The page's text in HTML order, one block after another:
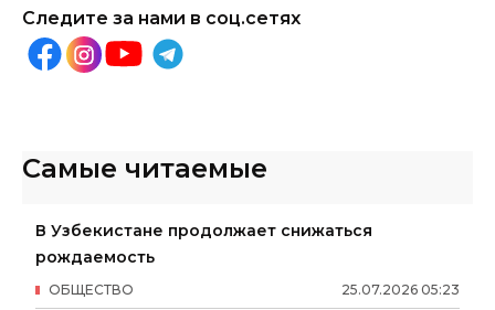
Следите за нами в соц.сетях
Самые читаемые
В Узбекистане продолжает снижаться
рождаемость
25.07.2026 05:23
ОБЩЕСТВО